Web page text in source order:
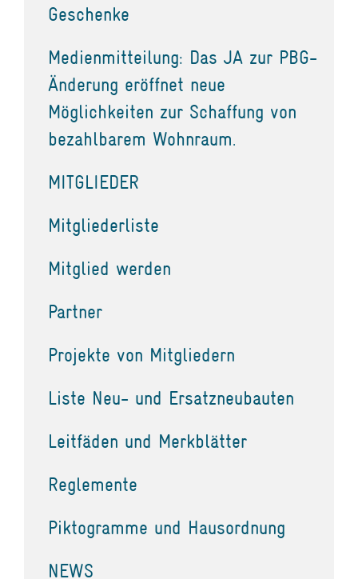
Geschenke
Medienmitteilung: Das JA zur PBG-
Änderung eröffnet neue
Möglichkeiten zur Schaffung von
bezahlbarem Wohnraum.
MITGLIEDER
Mitgliederliste
Mitglied werden
Partner
Projekte von Mitgliedern
Liste Neu- und Ersatzneubauten
Leitfäden und Merkblätter
Reglemente
Piktogramme und Hausordnung
NEWS